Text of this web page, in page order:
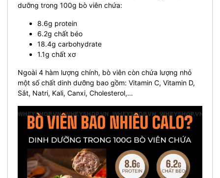
dưỡng trong 100g bò viên chứa:
8.6g protein
6.2g chất béo
18.4g carbohydrate
1.1g chất xơ
Ngoài 4 hàm lượng chính, bò viên còn chứa lượng nhỏ
một số chất dinh dưỡng bao gồm: Vitamin C, Vitamin D,
Sắt, Natri, Kali, Canxi, Cholesterol,…